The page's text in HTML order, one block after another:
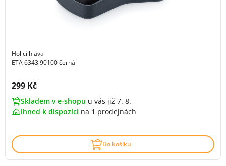
Holicí hlava
ETA 6343 90100 černá
Cena s DPH:
299 Kč
Skladem v e-shopu u vás již 7. 8.
ihned k dispozici na 1 prodejnách
Do košíku